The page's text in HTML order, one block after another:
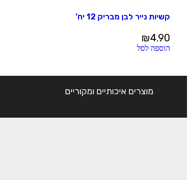
קשיות נייר לבן מבריק 12 יח’
₪4.90
הוספה לסל
מוצרים איכותיים ומקוריים